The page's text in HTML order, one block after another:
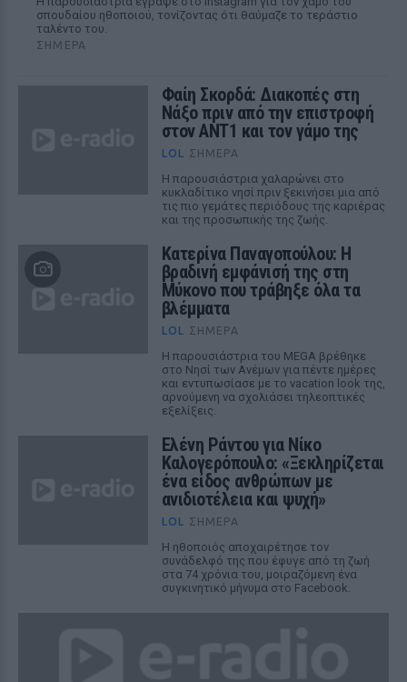
σπουδαίου ηθοποιού, τονίζοντας ότι θαύμαζε το τεράστιο
ταλέντο του.
ΣΉΜΕΡΑ
Φαίη Σκορδά: Διακοπές στη
Νάξο πριν από την επιστροφή
στον ΑΝΤ1 και τον γάμο της
LOL ΣΉΜΕΡΑ
Η παρουσιάστρια χαλαρώνει στο
κυκλαδίτικο νησί πριν ξεκινήσει μια από
τις πιο γεμάτες περιόδους της καριέρας
και της προσωπικής της ζωής.
Κατερίνα Παναγοπούλου: Η
βραδινή εμφάνισή της στη
Μύκονο που τράβηξε όλα τα
βλέμματα
LOL ΣΉΜΕΡΑ
Η παρουσιάστρια του MEGA βρέθηκε
στο Νησί των Ανέμων για πέντε ημέρες
και εντυπωσίασε με το vacation look της,
αρνούμενη να σχολιάσει τηλεοπτικές
εξελίξεις.
Ελένη Ράντου για Νίκο
Καλογερόπουλο: «Ξεκληρίζεται
ένα είδος ανθρώπων με
ανιδιοτέλεια και ψυχή»
LOL ΣΉΜΕΡΑ
Η ηθοποιός αποχαιρέτησε τον
συνάδελφό της που έφυγε από τη ζωή
στα 74 χρόνια του, μοιραζόμενη ένα
συγκινητικό μήνυμα στο Facebook.